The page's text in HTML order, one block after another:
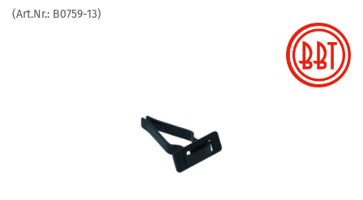
(Art.Nr.: B0759-13)